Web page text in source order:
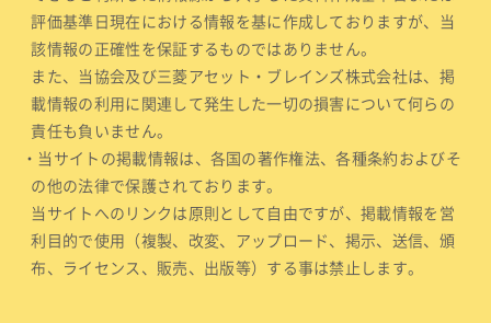
評価基準日現在における情報を基に作成しておりますが、当
該情報の正確性を保証するものではありません。
また、当協会及び三菱アセット・ブレインズ株式会社は、掲
載情報の利用に関連して発生した一切の損害について何らの
責任も負いません。
・当サイトの掲載情報は、各国の著作権法、各種条約およびそ
の他の法律で保護されております。
当サイトへのリンクは原則として自由ですが、掲載情報を営
利目的で使用（複製、改変、アップロード、掲示、送信、頒
布、ライセンス、販売、出版等）する事は禁止します。